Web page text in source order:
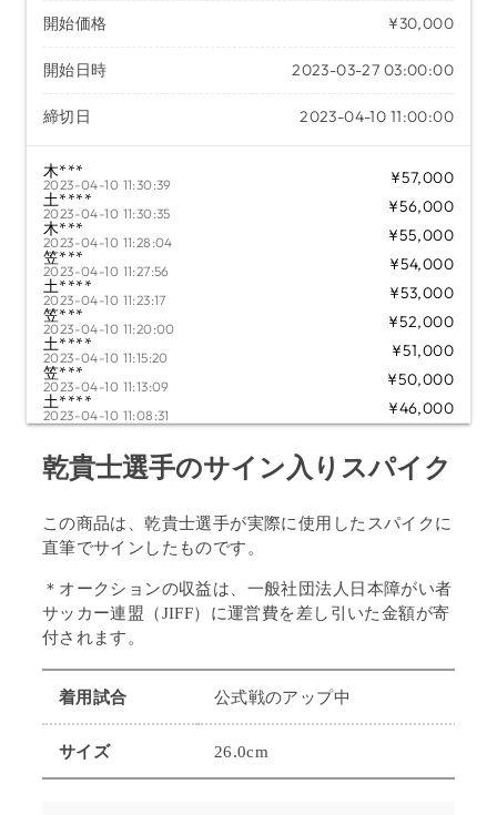
開始価格 ¥30,000
開始日時 2023-03-27 03:00:00
締切日 2023-04-10 11:00:00
木***
2023-04-10 11:30:39
¥57,000
土****
2023-04-10 11:30:35
¥56,000
木***
2023-04-10 11:28:04
¥55,000
笠***
2023-04-10 11:27:56
¥54,000
土****
2023-04-10 11:23:17
¥53,000
笠***
2023-04-10 11:20:00
¥52,000
土****
2023-04-10 11:15:20
¥51,000
笠***
2023-04-10 11:13:09
¥50,000
土****
2023-04-10 11:08:31
¥46,000
木***
乾貴士選手のサイン入りスパイク
この商品は、乾貴士選手が実際に使用したスパイクに
直筆でサインしたものです。
＊オークションの収益は、一般社団法人日本障がい者
サッカー連盟（JIFF）に運営費を差し引いた金額が寄
付されます。
着用試合
公式戦のアップ中
サイズ
26.0cm